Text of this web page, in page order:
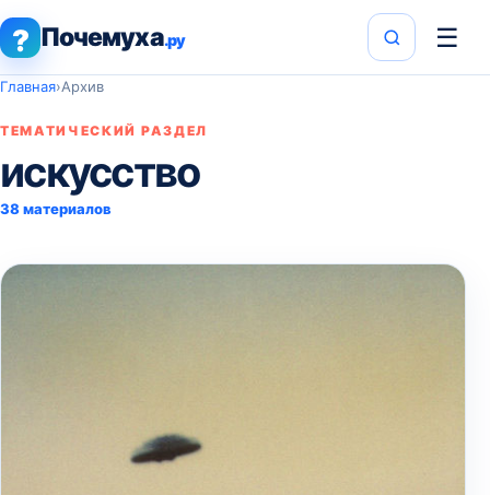
? Почемуха.ру ☰
Главная›Архив
ТЕМАТИЧЕСКИЙ РАЗДЕЛ
искусство
38 материалов